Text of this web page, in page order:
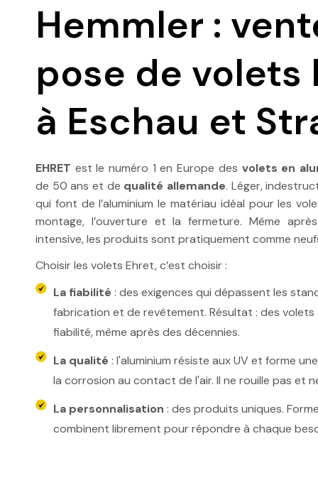
Hemmler :
pose de
à Eschau et
EHRET est le numéro 1 en Europe des volets en
de 50 ans et de qualité allemande. Léger,
qui font de l’aluminium le matériau idéal pour les
montage, l’ouverture et la fermeture. Même
intensive, les produits sont pratiquement comme
Choisir les volets Ehret, c’est choisir :
La fiabilité : des exigences qui dépassent les
fabrication et de revêtement. Résultat : des
fiabilité, même après des décennies.
La qualité : l'aluminium résiste aux UV et forme
la corrosion au contact de l'air. Il ne rouille pas et
La personnalisation : des produits uniques.
combinent librement pour répondre à chaque